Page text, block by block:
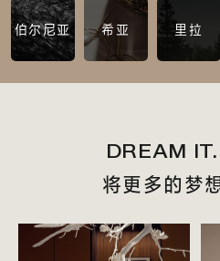
伯尔尼亚 希亚 里拉
DREAM
将更多的梦